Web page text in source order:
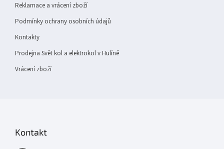
Reklamace a vrácení zboží
Podmínky ochrany osobních údajů
Kontakty
Prodejna Svět kol a elektrokol v Hulíně
Vrácení zboží
Kontakt